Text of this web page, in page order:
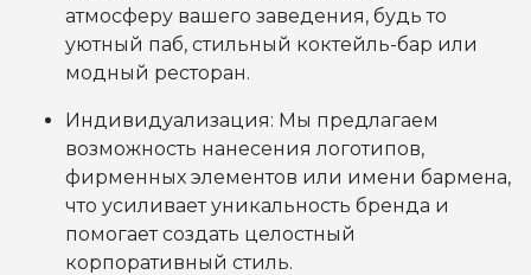
атмосферу вашего заведения, будь то
уютный паб, стильный коктейль-бар или
модный ресторан.
Индивидуализация: Мы предлагаем
возможность нанесения логотипов,
фирменных элементов или имени бармена,
что усиливает уникальность бренда и
помогает создать целостный
корпоративный стиль.